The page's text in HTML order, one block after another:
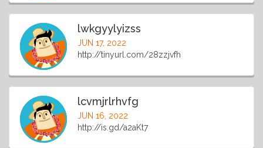
lwkgyylyizss
JUN 17, 2022
http://tinyurl.com/28zzjvfh
lcvmjrlrhvfg
JUN 16, 2022
http://is.gd/a2aKt7